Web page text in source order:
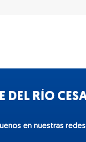
DEL RÍO
en nuestras